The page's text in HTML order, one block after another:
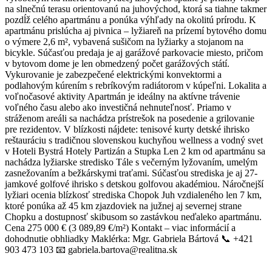
na slnečnú terasu orientovanú na juhovýchod, ktorá sa tiahne takmer
pozdĺž celého apartmánu a ponúka výhľady na okolitú prírodu. K
apartmánu prislúcha aj pivnica – lyžiareň na prízemí bytového domu
o výmere 2,6 m², vybavená sušičom na lyžiarky a stojanom na
bicykle. Súčasťou predaja je aj garážové parkovacie miesto, pričom
v bytovom dome je len obmedzený počet garážových státí.
Vykurovanie je zabezpečené elektrickými konvektormi a
podlahovým kúrením s rebríkovým radiátorom v kúpeľni. Lokalita a
voľnočasové aktivity Apartmán je ideálny na aktívne trávenie
voľného času alebo ako investičná nehnuteľnosť. Priamo v
stráženom areáli sa nachádza prístrešok na posedenie a grilovanie
pre rezidentov. V blízkosti nájdete: tenisové kurty detské ihrisko
reštauráciu s tradičnou slovenskou kuchyňou wellness a vodný svet
v Hoteli Bystrá Hotely Partizán a Stupka Len 2 km od apartmánu sa
nachádza lyžiarske stredisko Tále s večerným lyžovaním, umelým
zasnežovaním a bežkárskymi traťami. Súčasťou strediska je aj 27-
jamkové golfové ihrisko s detskou golfovou akadémiou. Náročnejší
lyžiari ocenia blízkosť strediska Chopok Juh vzdialeného len 7 km,
ktoré ponúka až 45 km zjazdoviek na južnej aj severnej strane
Chopku a dostupnosť skibusom so zastávkou neďaleko apartmánu.
Cena 275 000 € (3 089,89 €/m²) Kontakt – viac informácií a
dohodnutie obhliadky Maklérka: Mgr. Gabriela Bártová 📞 +421
903 473 103 📧 gabriela.bartova@realitna.sk